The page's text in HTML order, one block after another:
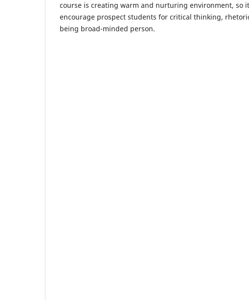
course is creating warm and nurturing environment, so
encourage prospect students for critical thinking,
being broad-minded person.